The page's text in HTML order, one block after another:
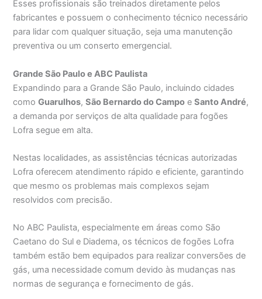
Esses profissionais são treinados diretamente pelos
fabricantes e possuem o conhecimento técnico necessário
para lidar com qualquer situação, seja uma manutenção
preventiva ou um conserto emergencial.
Grande São Paulo e ABC Paulista
Expandindo para a Grande São Paulo, incluindo cidades
comoGuarulhos,São Bernardo do Campo eSanto André,
a demanda por serviços de alta qualidade para fogões
Lofra segue em alta.
Nestas localidades, as assistências técnicas autorizadas
Lofra oferecem atendimento rápido e eficiente, garantindo
que mesmo os problemas mais complexos sejam
resolvidos com precisão.
No ABC Paulista, especialmente em áreas como São
Caetano do Sul e Diadema, os técnicos de fogões Lofra
também estão bem equipados para realizar conversões de
gás, uma necessidade comum devido às mudanças nas
normas de segurança e fornecimento de gás.